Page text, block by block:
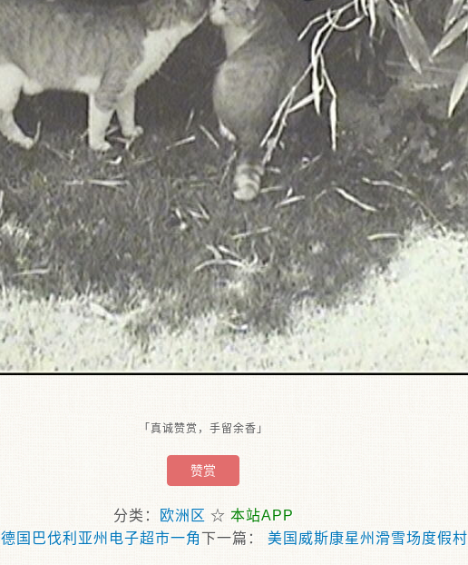
「真诚赞赏，手留余香」
赞赏
分类： 欧洲区 ☆ 本站APP
德国巴伐利亚州电子超市一角下一篇： 美国威斯康星州滑雪场度假村